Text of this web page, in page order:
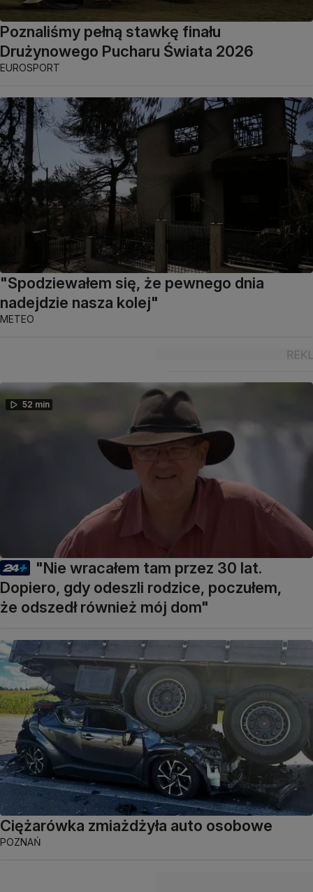
Poznaliśmy pełną stawkę finału
Drużynowego Pucharu Świata 2026
EUROSPORT
"Spodziewałem się, że pewnego dnia
nadejdzie nasza kolej"
METEO
52 min
"Nie wracałem tam przez 30 lat.
Dopiero, gdy odeszli rodzice, poczułem,
że odszedł również mój dom"
Ciężarówka zmiażdżyła auto osobowe
POZNAŃ